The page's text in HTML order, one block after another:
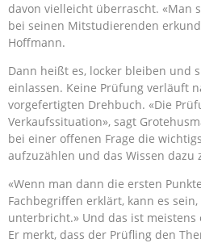
davon vielleicht überrascht. «Man
bei seinen Mitstudierenden
Hoffmann.
Dann heißt es, locker bleiben und
einlassen. Keine Prüfung verläuft
vorgefertigten Drehbuch. «Die
Verkaufssituation», sagt
bei einer offenen Frage die
aufzuzählen und das Wissen dazu
«Wenn man dann die ersten
Fachbegriffen erklärt, kann es
unterbricht.» Und das ist meistens
Er merkt, dass der Prüfling den